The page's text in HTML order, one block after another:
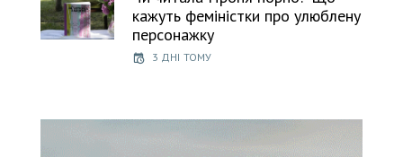
кажуть феміністки про улюблену
персонажку
3 ДНІ ТОМУ